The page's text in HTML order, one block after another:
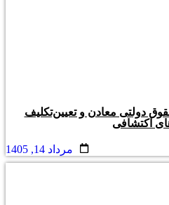
دولتی معادن و تعیین‌تکلیف
اکتشافی
مرداد 14, 1405